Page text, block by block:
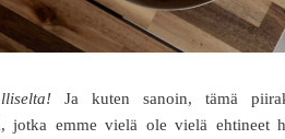
Ja kuten sanoin, tämä
jotka emme vielä ole vielä ehtineet